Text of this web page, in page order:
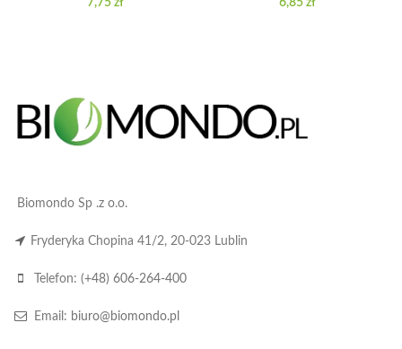
7,75 zł
6,85 zł
Biomondo Sp .z o.o.
Fryderyka Chopina 41/2, 20-023 Lublin
Telefon: (+48) 606-264-400
Email: biuro@biomondo.pl